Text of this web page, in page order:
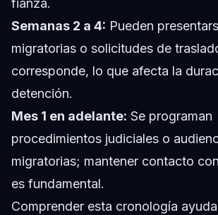
fianza.
Semanas 2 a 4: Pueden
migratorias o solicitudes de
corresponde, lo que afecta la
detención.
Mes 1 en adelante: Se programan
procedimientos judiciales o
migratorias; mantener contacto
es fundamental.
Comprender esta cronología